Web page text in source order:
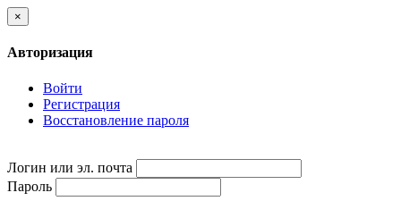
×
Авторизация
Войти
Регистрация
Восстановление пароля
Логин или эл. почта
Пароль